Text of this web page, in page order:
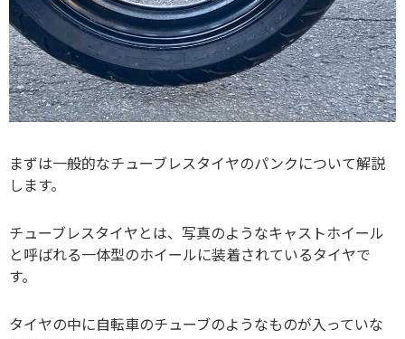
まずは一般的なチューブレスタイヤのパンクについて解説
します。
チューブレスタイヤとは、写真のようなキャストホイール
と呼ばれる一体型のホイールに装着されているタイヤで
す。
タイヤの中に自転車のチューブのようなものが入っていな